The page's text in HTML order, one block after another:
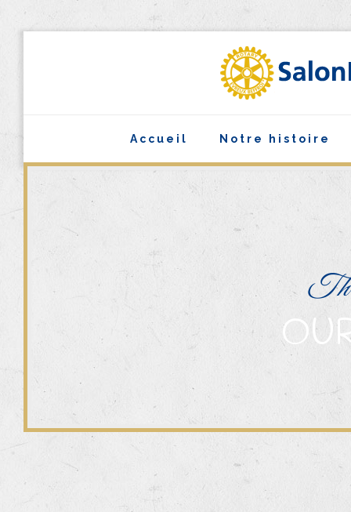
Accueil Notre histoire